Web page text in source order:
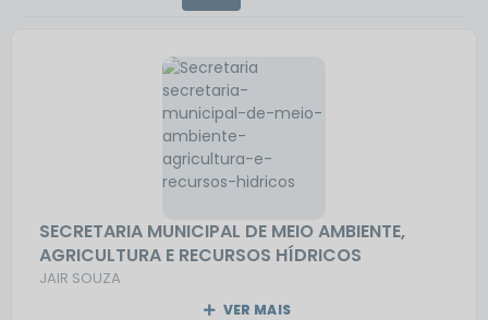
VER MAIS
SECRETARIA MUNICIPAL DE MEIO AMBIENTE,
AGRICULTURA E RECURSOS HÍDRICOS
JAIR SOUZA
VER MAIS